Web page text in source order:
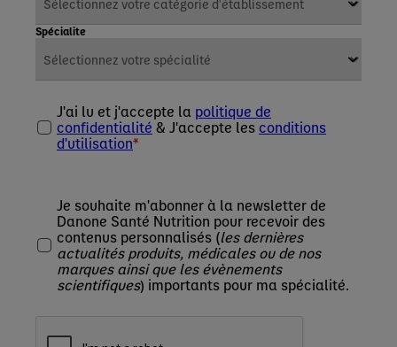
Spécialite
J'ai lu et j'accepte la politique de
confidentialité & J'accepte lesconditions
d'utilisation
Je souhaite m'abonner à la newsletter de
Danone Santé Nutrition pour recevoir des
contenus personnalisés (les dernières
actualités produits, médicales ou de nos
marques ainsi que les évènements
scientifiques) importants pour ma spécialité.